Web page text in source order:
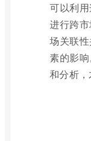
可以利
进行跨
场关联
素的影
和分析，